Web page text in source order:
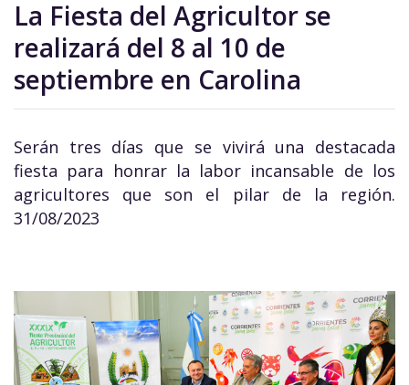
La Fiesta del Agricultor se
realizará del 8 al 10 de
septiembre en Carolina
Serán tres días que se vivirá una destacada
fiesta para honrar la labor incansable de los
agricultores que son el pilar de la región.
31/08/2023